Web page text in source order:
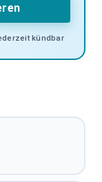
kündbar